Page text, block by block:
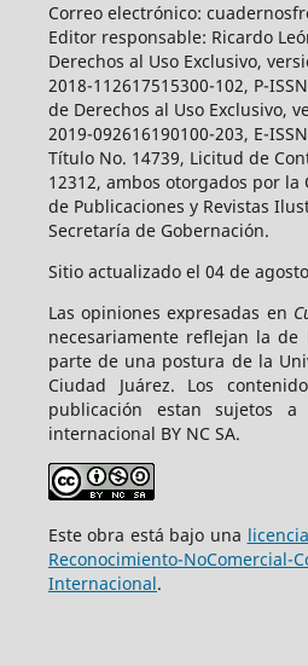
Correo electrónico:
Editor responsable: Ricardo
Derechos al Uso Exclusivo,
2018-112617515300-102, P-
de Derechos al Uso Exclusivo,
2019-092616190100-203, E-
Título No. 14739, Licitud de
12312, ambos otorgados por la
de Publicaciones y Revistas
Secretaría de Gobernación.
Sitio actualizado el 04 de
Las opiniones expresadas en
necesariamente reflejan la
parte de una postura de la
Ciudad Juárez. Los
publicación estan sujetos
internacional BY NC SA.
Este obra está bajo una
Reconocimiento-
Internacional.